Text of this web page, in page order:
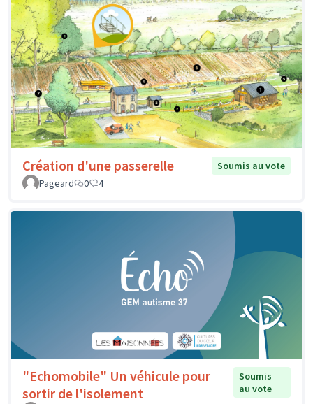
Création d'une passerelle
Soumis au vote
Pageard
0 4
"Echomobile" Un véhicule pour
sortir de l'isolement
Soumis
au vote